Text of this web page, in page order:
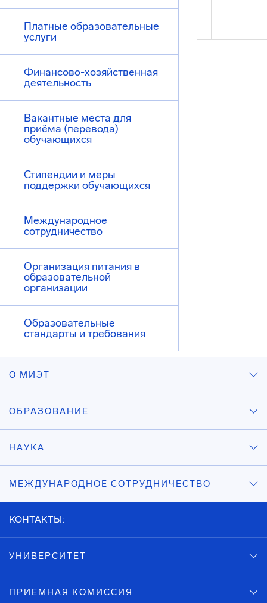
Платные образовательные
услуги
Финансово-хозяйственная
деятельность
Вакантные места для
приёма (перевода)
обучающихся
Стипендии и меры
поддержки обучающихся
Международное
сотрудничество
Организация питания в
образовательной
организации
Образовательные
стандарты и требования
О МИЭТ
ОБРАЗОВАНИЕ
НАУКА
МЕЖДУНАРОДНОЕ СОТРУДНИЧЕСТВО
КОНТАКТЫ:
УНИВЕРСИТЕТ
ПРИЕМНАЯ КОМИССИЯ